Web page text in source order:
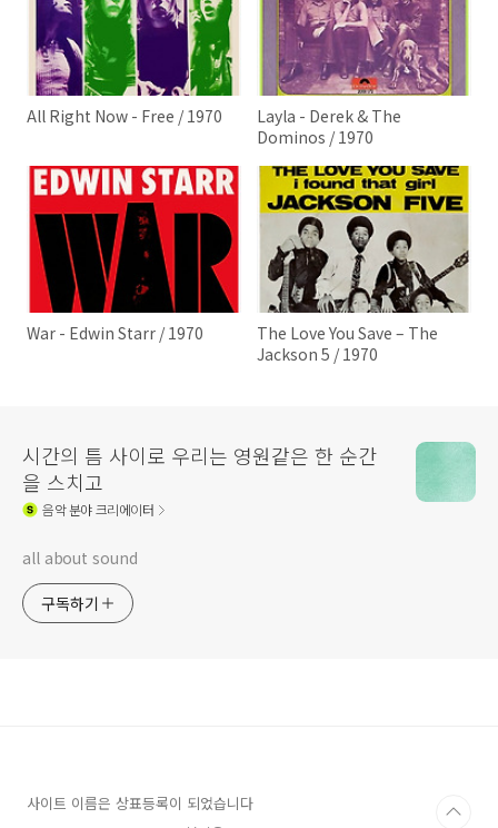
All Right Now - Free / 1970
Layla - Derek & The
Dominos / 1970
War - Edwin Starr / 1970
The Love You Save – The
Jackson 5 / 1970
시간의 틈 사이로 우리는 영원같은 한 순간
을 스치고
음악분야 크리에이터
all about sound
구독하기
사이트 이름은 상표등록이 되었습니다